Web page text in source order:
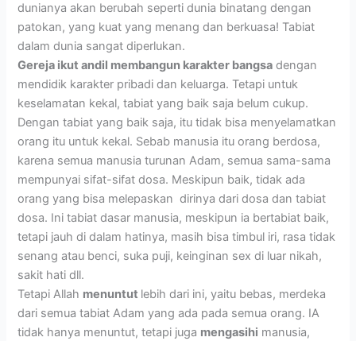
dunianya akan berubah seperti dunia binatang dengan
patokan, yang kuat yang menang dan berkuasa! Tabiat
dalam dunia sangat diperlukan.
Gereja ikut andil membangun karakter bangsa dengan
mendidik karakter pribadi dan keluarga. Tetapi untuk
keselamatan kekal, tabiat yang baik saja belum cukup.
Dengan tabiat yang baik saja, itu tidak bisa menyelamatkan
orang itu untuk kekal. Sebab manusia itu orang berdosa,
karena semua manusia turunan Adam, semua sama-sama
mempunyai sifat-sifat dosa. Meskipun baik, tidak ada
orang yang bisa melepaskan dirinya dari dosa dan tabiat
dosa. Ini tabiat dasar manusia, meskipun ia bertabiat baik,
tetapi jauh di dalam hatinya, masih bisa timbul iri, rasa tidak
senang atau benci, suka puji, keinginan sex di luar nikah,
sakit hati dll.
Tetapi Allah menuntut lebih dari ini, yaitu bebas, merdeka
dari semua tabiat Adam yang ada pada semua orang. IA
tidak hanya menuntut, tetapi juga mengasihi manusia,